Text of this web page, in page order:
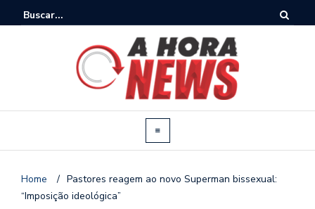
Home / Pastores reagem ao novo Superman bissexual:
“Imposição ideológica”